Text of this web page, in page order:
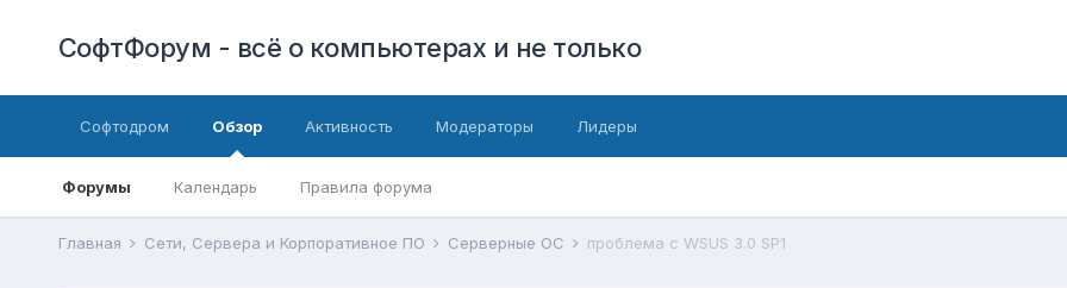
СофтФорум - всё о компьютерах и не только
Софтодром Обзор
Форумы Календарь Правила форума
Активность Модераторы Лидеры
Главная Сети, Сервера и Корпоративное ПО Серверные ОС проблема с WSUS 3.0 SP1